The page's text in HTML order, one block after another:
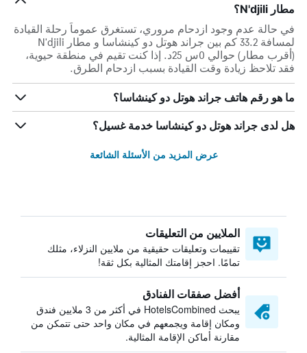
مطار N'djili؟
في حالة عدم وجود ازدحام مروري، تستغرق عموماً رحلة القيادة
لمسافة 33.2 كم بين جراند هوتل دو كينشاسا و مطار N'djili
(أقرب مطار) حوالي 0س 25د. إذا كنت تقيم في منطقة حيوية،
فقد تلاحظ زيادة وقت القيادة بسبب ازدحام الطرق.
ما هو رقم هاتف جراند هوتل دو كينشاسا؟
هل لدى جراند هوتل دو كينشاسا خدمة غسيل؟
عرض المزيد من الأسئلة الشائعة
الملايين من التعليقات
تقييمات وتعليقات حقيقية من ملايين النزلاء، مثلك
تمامًا. احجز إقامتك المثالية بكل ثقة!
أفضل صفقات الفنادق
يبحث HotelsCombined في أكثر من 3 ملايين فندق
ومكان إقامة ويجمعهم في مكان واحد حتى تتمكن من
مقارنة أماكن الإقامة المثالية.